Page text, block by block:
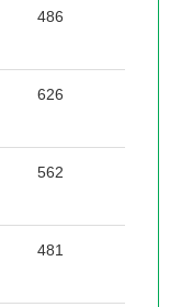
486
626
562
481